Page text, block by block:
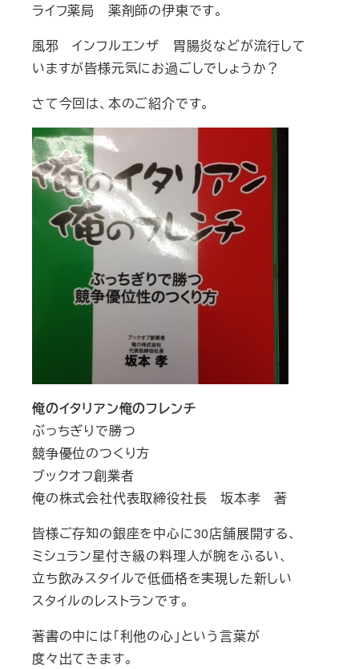
ライフ薬局 薬剤師の伊東です。
風邪 インフルエンザ 胃腸炎などが流行して
いますが皆様元気にお過ごしでしょうか？
さて今回は、本のご紹介です。
俺のイタリアン俺のフレンチ
ぶっちぎりで勝つ
競争優位のつくり方
ブックオフ創業者
俺の株式会社代表取締役社長 坂本孝 著
皆様ご存知の銀座を中心に30店舗展開する、
ミシュラン星付き級の料理人が腕をふるい、
立ち飲みスタイルで低価格を実現した新しい
スタイルのレストランです。
著書の中には「利他の心」という言葉が
度々出てきます。